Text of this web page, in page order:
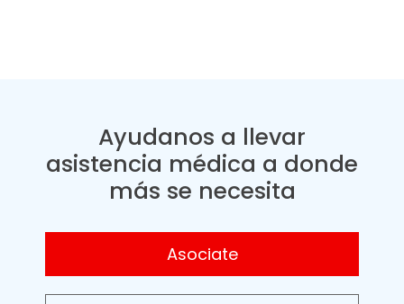
Ayudanos a llevar
asistencia médica a donde
más se necesita
Asociate